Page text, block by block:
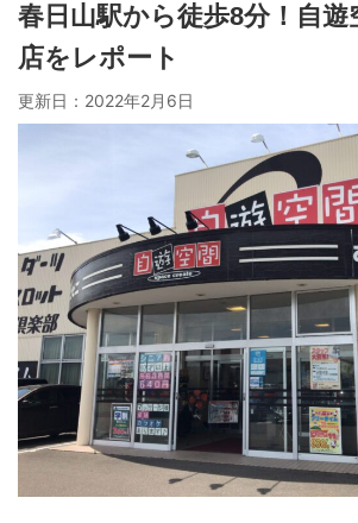
春日山駅から徒歩8分！自遊
店をレポート
更新日： 2022年2月6日